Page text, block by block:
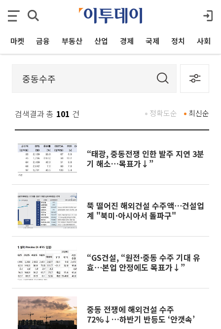
마켓 금융 부동산 산업 경제 국제 정치 사회
검색결과 총 101 건 최신순
정확도순
“태광, 중동전쟁 인한 발주 지연 3분
기 해소…목표가↓”
뚝 떨어진 해외건설 수주액⋯건설업
계 "북미·아시아서 돌파구"
“GS건설, “원전·중동 수주 기대 유
효⋯본업 안정에도 목표가↓”
중동 전쟁에 해외건설 수주
72%↓…하반기 반등도 ‘안갯속’